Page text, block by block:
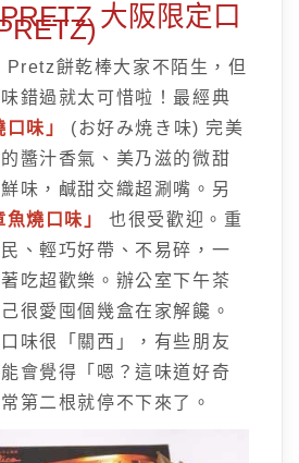
大阪限定口
Pretz餅乾棒大家不陌生，但
錯過就太可惜啦！最經典
口味」
(お好み焼き味) 完美
醬汁香氣、美乃滋的微甜
味，鹹甜交織超涮嘴。另
魚燒口味」
也很受歡迎。重
、輕巧好帶、不易碎，一
吃超歡樂。辦公室下午茶
很愛囤個幾盒在家解饞。
味很「關西」，有些朋友
會覺得「嗯？這味道好奇
第二根就停不下來了。